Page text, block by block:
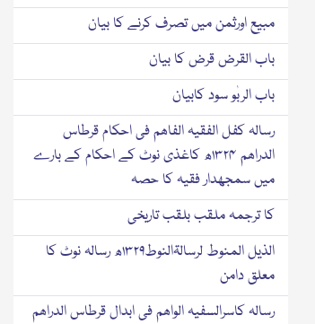
مبیع اورثمن میں تصرف کرنے کا بیان
باب القرض قرض کا بیان
باب الربٰو سود کابیان
رسالہ کفل الفقیہ الفاھم فی احکام قرطاس
الدراھم ۱۳۲۴ھ کاغذی نوٹ کے احکام کے بارے
میں سمجھدار فقیہ کا حصہ
کا ترجمہ ملقب بلقب تاریخی
الذیل المنوط لرسالۃالنوط۱۳۲۹ھ رسالہ نوٹ کا
معلق دامن
رسالہ کاسرالسفیہ الواھم فی ابدال قرطاس الدراھم